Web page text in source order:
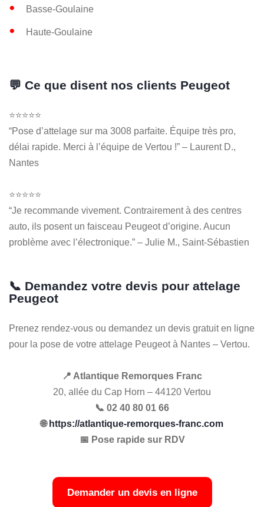
Basse-Goulaine
Haute-Goulaine
💬 Ce que disent nos clients Peugeot
⭐⭐⭐⭐⭐
“Pose d’attelage sur ma 3008 parfaite. Équipe très pro,
délai rapide. Merci à l’équipe de Vertou !” – Laurent D.,
Nantes
⭐⭐⭐⭐⭐
“Je recommande vivement. Contrairement à des centres
auto, ils posent un faisceau Peugeot d’origine. Aucun
problème avec l’électronique.” – Julie M., Saint-Sébastien
📞 Demandez votre devis pour attelage
Peugeot
Prenez rendez-vous ou demandez un devis gratuit en ligne
pour la pose de votre attelage Peugeot à Nantes – Vertou.
📍 Atlantique Remorques Franc
20, allée du Cap Horn – 44120 Vertou
📞 02 40 80 01 66
🌐 https://atlantique-remorques-franc.com
📅 Pose rapide sur RDV
Demander un devis en ligne